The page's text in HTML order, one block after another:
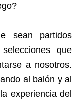
sean partidos
que
a nosotros.
al balón y al
experiencia del